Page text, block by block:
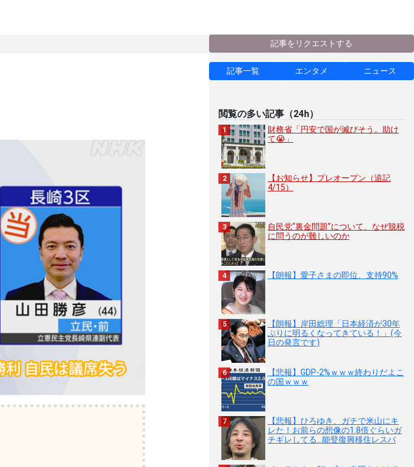
記事をリクエストする
記事一覧 エンタメ ニュース
閲覧の多い記事（24h）
財務省「円安で国が滅びそう。助け
て😭」
【お知らせ】プレオープン（追記
4/15）
自民党“裏金問題”について、なぜ脱税
に問うのが難しいのか
【朗報】愛子さまの即位、支持90%
【朗報】岸田総理「日本経済が30年
ぶりに明るくなってきている！」(今
日の発言です)
【悲報】GDP-2%ｗｗｗ終わりだよこ
の国ｗｗｗ
【悲報】ひろゆき、ガチで米山にキ
レた！お前らの想像の1.8倍ぐらいガ
チギレしてる…能登復興移住レスバ